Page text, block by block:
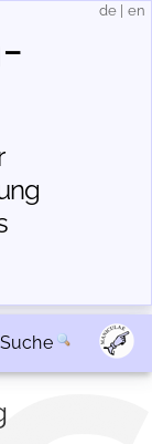
de en
Suche